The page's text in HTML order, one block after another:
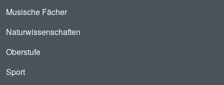
Musische Fächer
Naturwissenschaften
Oberstufe
Sport